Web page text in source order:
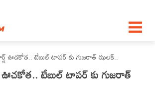
ఊచకోత.. టేబుల్ టాపర్ కు గుజరాత్ ఝలక్..
ఊచకోత.. టేబుల్ టాపర్ కు గుజరాత్